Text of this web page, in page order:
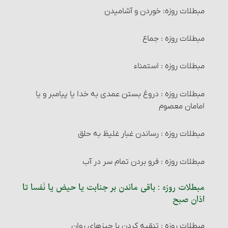
عدالت و نشانه ‏های آن
درآمد کسب و کار
خمس بخشش ، ارث و مهریه
خمس مطالبات و پس‌اندازها
کیفیت تعلّق خمس و نحوه محاسبه آن‏
پرداخت خمس و حکم آن‏
پیوند اعضاء و احکام آن
عمره تمتّع
حجّ تمتّع‏
عمرۀ مفرده
دفاع از حقوق شخصی
احکام امر به معروف و نهی از منکر
معروف و منکر
شرایط امر به معروف و نهی از منکر
مبطلات روزه: خوردن و آشامیدن
مبطلات روزه : جماع
مبطلات روزه : استمناء
مبطلات روزه : دروغ بستن عمدی به خدا یا پیامبر و یا
امامان معصوم
مبطلات روزه : رساندن غبار غلیظ به حلق‏
مبطلات روزه : فرو بردن تمام سر در آب
مبطلات روزه : باقی ماندن بر جنابت یا حیض یا نَفسا تا
اذان صبح
مبطلات روزه : تنقیه کردن با چیزهای روان